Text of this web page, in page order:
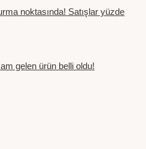
noktasında! Satışlar yüzde
gelen ürün belli oldu!